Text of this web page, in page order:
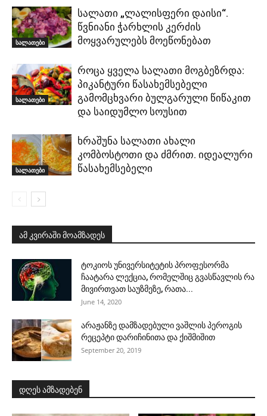
სალათები
სალათი „ლალისფერი დაისი“.
წვნიანი ჭარხლის კერძის
მოყვარულებს მოეწონებათ
სალათები
როცა ყველა სალათი მოგბეზრდა:
პიკანტური წასახემსებელი
გამომცხვარი ბულგარული წიწაკით
და საიდუმლო სოუსით
სალათები
ხრაშუნა სალათი ახალი
კომბოსტოთი და ძმრით. იდეალური
წასახემსებელი
ამ კვირაში მოამზადეს
ტოკიოს უნივერსიტეტის პროფესორმა
ჩაატარა ლექცია, რომელშიც გვასწავლის რა
მივირთვათ საუზმეზე, რათა...
June 14, 2020
არაჟანზე დამზადებული ვაშლის პეროგის
რეცეპტი დარიჩინითა და ქიშმიშით
September 20, 2019
დღეს ამზადებენ